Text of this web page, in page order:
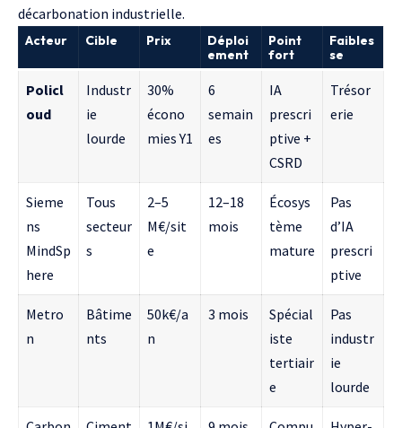
décarbonation industrielle.
Acteur Cible Prix
Déploi
ement
Point
fort
Faibles
se
Policl
oud
Industr
ie
lourde
30%
écono
mies Y1
6
semain
es
IA
prescri
ptive +
CSRD
Trésor
erie
Sieme
ns
MindSp
here
Tous
secteur
s
2–5
M€/sit
e
12–18
mois
Écosys
tème
mature
Pas
d’IA
prescri
ptive
Metro
n
Bâtime
nts
50k€/a
n
3 mois
Spécial
iste
tertiair
e
Pas
industr
ie
lourde